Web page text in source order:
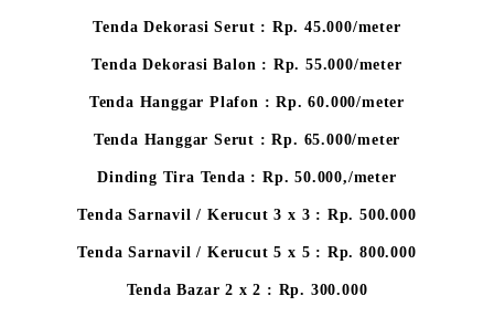
Tenda Dekorasi Serut : Rp. 45.000/meter
Tenda Dekorasi Balon : Rp. 55.000/meter
Tenda Hanggar Plafon : Rp. 60.000/meter
Tenda Hanggar Serut : Rp. 65.000/meter
Dinding Tira Tenda : Rp. 50.000,/meter
Tenda Sarnavil / Kerucut 3 x 3 : Rp. 500.000
Tenda Sarnavil / Kerucut 5 x 5 : Rp. 800.000
Tenda Bazar 2 x 2 : Rp. 300.000